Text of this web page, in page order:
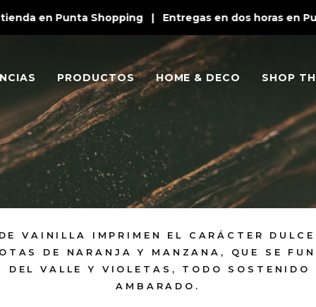
en Punta Shopping | Entregas en dos horas en
PRODUCTOS HOME & DECO SHOP
VAINILLA IMPRIMEN EL CARÁCTER
DE NARANJA Y MANZANA, QUE SE
DEL VALLE Y VIOLETAS, TODO SOSTENIDO
AMBARADO.